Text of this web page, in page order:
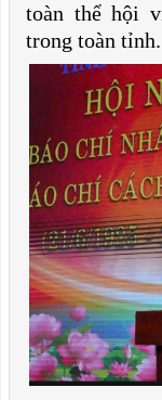
toàn thể hội
trong toàn tỉnh.